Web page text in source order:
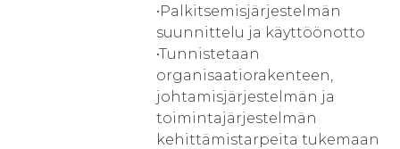
•Palkitsemisjärjestelmän
suunnittelu ja käyttöönotto
•Tunnistetaan
organisaatiorakenteen,
johtamisjärjestelmän ja
toimintajärjestelmän
kehittämistarpeita tukemaan